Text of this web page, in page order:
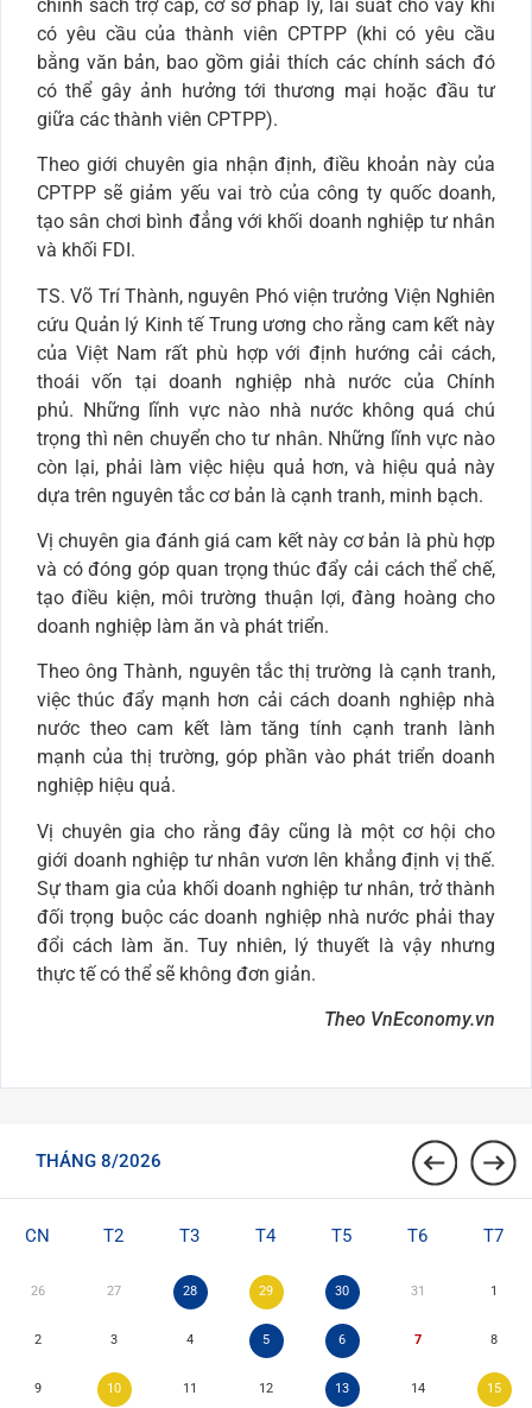
chính sách trợ cấp, cơ sở pháp lý, lãi suất cho vay khi
có yêu cầu của thành viên CPTPP (khi có yêu cầu
bằng văn bản, bao gồm giải thích các chính sách đó
có thể gây ảnh hưởng tới thương mại hoặc đầu tư
giữa các thành viên CPTPP).
Theo giới chuyên gia nhận định, điều khoản này của
CPTPP sẽ giảm yếu vai trò của công ty quốc doanh,
tạo sân chơi bình đẳng với khối doanh nghiệp tư nhân
và khối FDI.
TS. Võ Trí Thành, nguyên Phó viện trưởng Viện Nghiên
cứu Quản lý Kinh tế Trung ương cho rằng cam kết này
của Việt Nam rất phù hợp với định hướng cải cách,
thoái vốn tại doanh nghiệp nhà nước của Chính
phủ. Những lĩnh vực nào nhà nước không quá chú
trọng thì nên chuyển cho tư nhân. Những lĩnh vực nào
còn lại, phải làm việc hiệu quả hơn, và hiệu quả này
dựa trên nguyên tắc cơ bản là cạnh tranh, minh bạch.
Vị chuyên gia đánh giá cam kết này cơ bản là phù hợp
và có đóng góp quan trọng thúc đẩy cải cách thể chế,
tạo điều kiện, môi trường thuận lợi, đàng hoàng cho
doanh nghiệp làm ăn và phát triển.
Theo ông Thành, nguyên tắc thị trường là cạnh tranh,
việc thúc đẩy mạnh hơn cải cách doanh nghiệp nhà
nước theo cam kết làm tăng tính cạnh tranh lành
mạnh của thị trường, góp phần vào phát triển doanh
nghiệp hiệu quả.
Vị chuyên gia cho rằng đây cũng là một cơ hội cho
giới doanh nghiệp tư nhân vươn lên khẳng định vị thế.
Sự tham gia của khối doanh nghiệp tư nhân, trở thành
đối trọng buộc các doanh nghiệp nhà nước phải thay
đổi cách làm ăn. Tuy nhiên, lý thuyết là vậy nhưng
thực tế có thể sẽ không đơn giản.
Theo VnEconomy.vn
THÁNG 8/2026
CN T2 T3 T4 T5 T6 T7
26 27 28 29 30 31 1
2 3 4 5 6 7 8
9 10 11 12 13 14 15